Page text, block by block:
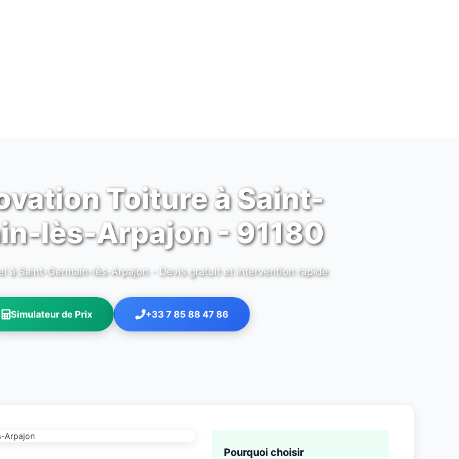
Toiture à Saint-
lès-Arpajon - 91180
à Saint-Germain-lès-Arpajon - Devis gratuit et intervention rapide
Simulateur de Prix +33 7 85 88 47 86
Pourquoi choisir